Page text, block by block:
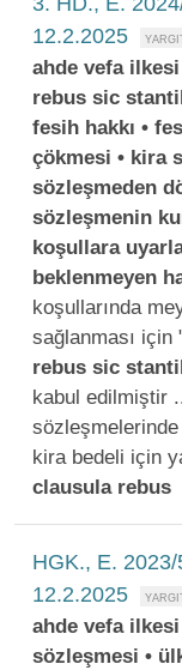
12.2.2025
ahde vefa ilkesi
rebus sic
fesih hakkı •
çökmesi • kira
sözleşmeden
sözleşmenin
koşullara
beklenmeyen
koşullarında
sağlanması için
rebus sic
kabul edilmiştir
kira bedeli için
clausula rebus
HGK., E.
12.2.2025
ahde vefa ilkesi
sözleşmesi •